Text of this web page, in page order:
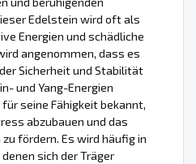
Edelstein wird oft als
Energien und schädliche
angenommen, dass es
Sicherheit und Stabilität
und Yang-Energien
seine Fähigkeit bekannt,
abzubauen und das
fördern. Es wird häufig in
sich der Träger